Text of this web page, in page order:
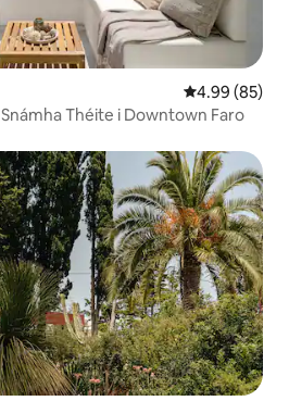
Meánrátáil
4.99 (85)
Théite i Downtown Faro